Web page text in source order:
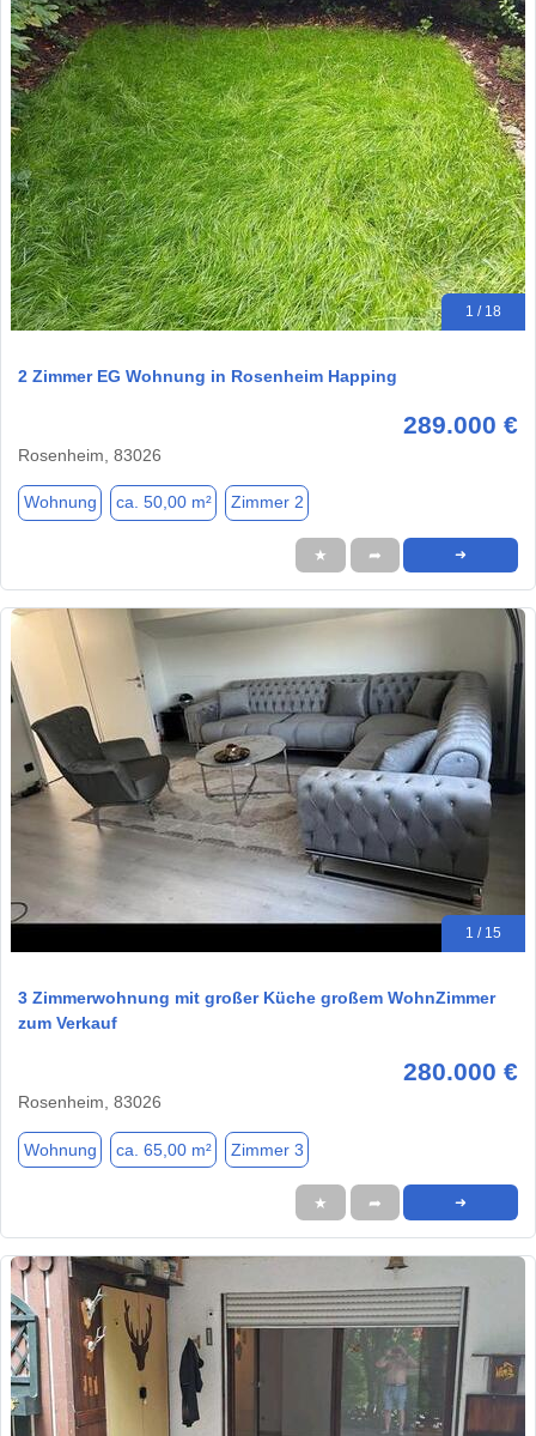
1 / 18
2 Zimmer EG Wohnung in Rosenheim Happing
289.000 €
Rosenheim, 83026
Wohnung ca. 50,00 m² Zimmer 2
★ ➦ ➜
1 / 15
3 Zimmerwohnung mit großer Küche großem WohnZimmer
zum Verkauf
280.000 €
Rosenheim, 83026
Wohnung ca. 65,00 m² Zimmer 3
★ ➦ ➜